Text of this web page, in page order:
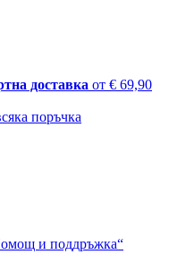
доставка от € 69,90
поръчка
и поддръжка“